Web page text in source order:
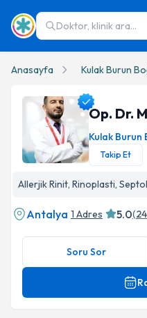
Doktor, klinik ara...
Anasayfa Kulak Burun
Op. Dr.
Kulak Burun
Takip Et
Allerjik Rinit, Rinoplasti,
Antalya 1 Adres 5.0(24
Soru Sor